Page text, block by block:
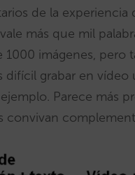
de la experiencia
más que mil
1000 imágenes, pero
difícil grabar en vídeo
Parece más
convivan